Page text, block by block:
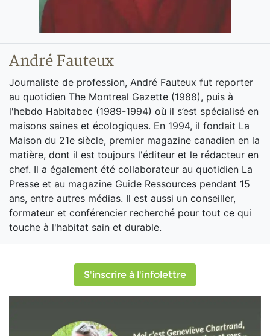
André Fauteux
Journaliste de profession, André Fauteux fut reporter
au quotidien The Montreal Gazette (1988), puis à
l'hebdo Habitabec (1989-1994) où il s’est spécialisé en
maisons saines et écologiques. En 1994, il fondait La
Maison du 21e siècle, premier magazine canadien en la
matière, dont il est toujours l'éditeur et le rédacteur en
chef. Il a également été collaborateur au quotidien La
Presse et au magazine Guide Ressources pendant 15
ans, entre autres médias. Il est aussi un conseiller,
formateur et conférencier recherché pour tout ce qui
touche à l'habitat sain et durable.
S'inscrire à l'infolettre